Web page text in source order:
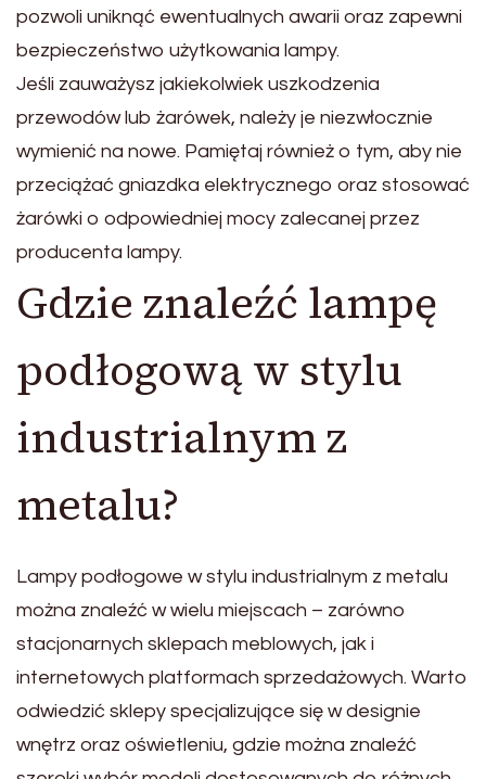
pozwoli uniknąć ewentualnych awarii oraz zapewni
bezpieczeństwo użytkowania lampy.
Jeśli zauważysz jakiekolwiek uszkodzenia
przewodów lub żarówek, należy je niezwłocznie
wymienić na nowe. Pamiętaj również o tym, aby nie
przeciążać gniazdka elektrycznego oraz stosować
żarówki o odpowiedniej mocy zalecanej przez
producenta lampy.
Gdzie znaleźć lampę
podłogową w stylu
industrialnym z
metalu?
Lampy podłogowe w stylu industrialnym z metalu
można znaleźć w wielu miejscach – zarówno
stacjonarnych sklepach meblowych, jak i
internetowych platformach sprzedażowych. Warto
odwiedzić sklepy specjalizujące się w designie
wnętrz oraz oświetleniu, gdzie można znaleźć